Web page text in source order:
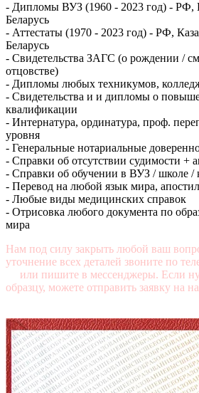
- Дипломы ВУЗ (1960 - 2023 год) - РФ,
Беларусь
- Аттестаты (1970 - 2023 год) - РФ,
Беларусь
- Свидетельства ЗАГС (о рождении /
отцовстве)
- Дипломы любых техникумов,
- Свидетельства и и дипломы о
квалификации
- Интернатура, ординатура, проф.
уровня
- Генеральные нотариальные
- Справки об отсутствии судимости +
- Справки об обучении в ВУЗ / школе /
- Перевод на любой язык мира,
- Любые виды медицинских справок
- Отрисовка любого документа по
мира
Нам под силу закрыть любой ваш
уточнение всех деталей звоните по
или пишите в мессенджеры. Если
образцу, можете отправить заявку на